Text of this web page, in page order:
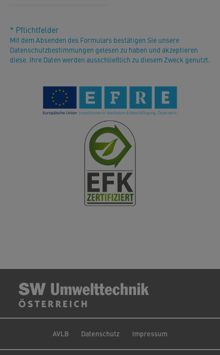
* Pflichtfelder
Mit dem Absenden des Formulars bestätigen Sie unsere
Datenschutzbestimmungen gelesen zu haben und akzeptieren
diese. Ihre Daten werden ausschließlich zu diesem Zweck genutzt.
AVLB Datenschutz Impressum